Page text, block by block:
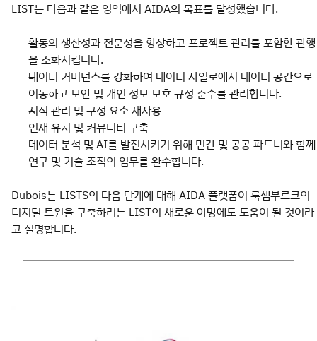
LIST는 다음과 같은 영역에서 AIDA의 목표를 달성했습니다.
활동의 생산성과 전문성을 향상하고 프로젝트 관리를 포함한 관행
을 조화시킵니다.
데이터 거버넌스를 강화하여 데이터 사일로에서 데이터 공간으로
이동하고 보안 및 개인 정보 보호 규정 준수를 관리합니다.
지식 관리 및 구성 요소 재사용
인재 유치 및 커뮤니티 구축
데이터 분석 및 AI를 발전시키기 위해 민간 및 공공 파트너와 함께
연구 및 기술 조직의 임무를 완수합니다.
Dubois는 LISTS의 다음 단계에 대해 AIDA 플랫폼이 룩셈부르크의
디지털 트윈을 구축하려는 LIST의 새로운 야망에도 도움이 될 것이라
고 설명합니다.